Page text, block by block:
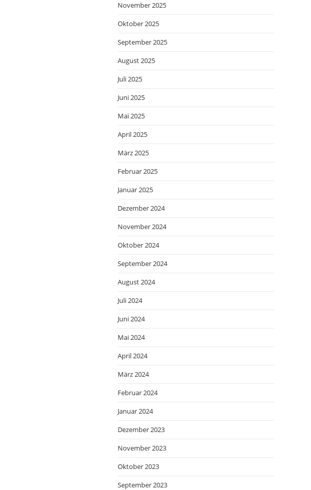
November 2025
Oktober 2025
September 2025
August 2025
Juli 2025
Juni 2025
Mai 2025
April 2025
März 2025
Februar 2025
Januar 2025
Dezember 2024
November 2024
Oktober 2024
September 2024
August 2024
Juli 2024
Juni 2024
Mai 2024
April 2024
März 2024
Februar 2024
Januar 2024
Dezember 2023
November 2023
Oktober 2023
September 2023